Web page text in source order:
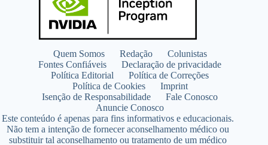
Quem Somos Redação
Colunistas
Fontes Confiáveis
Declaração de privacidade
Política Editorial
Política de Correções
Política de Cookies
Imprint
Isenção de Responsabilidade
Fale Conosco
Anuncie Conosco
Este conteúdo é apenas para fins informativos e educacionais.
Não tem a intenção de fornecer aconselhamento médico ou
substituir tal aconselhamento ou tratamento de um médico